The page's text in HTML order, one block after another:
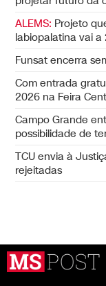
ALEMS: Projeto
labiopalatina vai a
Funsat encerra
Com entrada
2026 na Feira
Campo Grande
possibilidade de
TCU envia à
rejeitadas